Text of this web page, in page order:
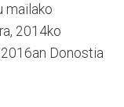
mailako
2014ko
2016an Donostia